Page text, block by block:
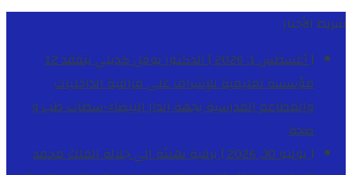
شريط الأخبار
[ أغسطس 1, 2026 ]
الدكتور نوفل كديلي يتفقد 12
مؤسسة تعليمية للإشراف على مراقبة الداخليات
والمطاعم المدرسية بجهة الدار البيضاء-سطاتطب و
صحة
[ يوليو 30, 2026 ]
برقية تهنئة الى جلالة الملك محمد